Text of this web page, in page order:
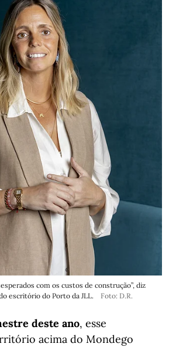
com os custos de construção”, diz
escritório do Porto da JLL.
Foto: D.R.
deste ano, esse
acima do Mondego